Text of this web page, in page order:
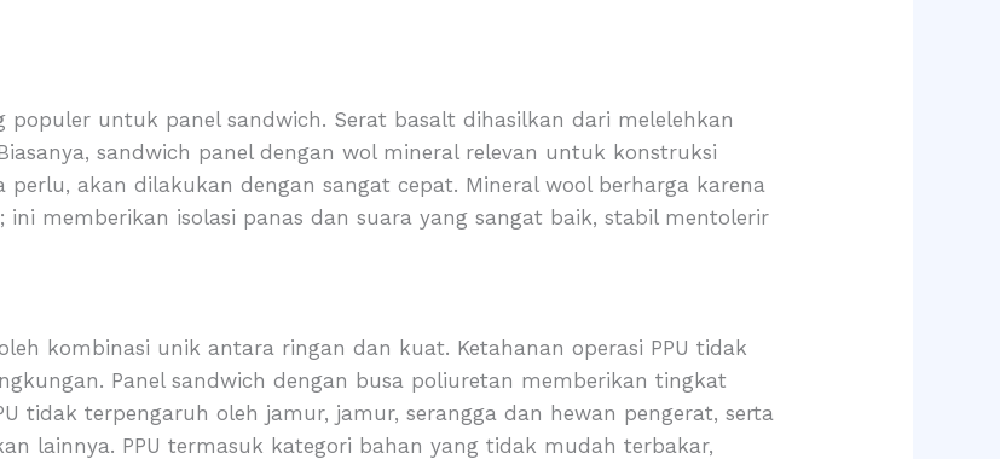
populer untuk panel sandwich. Serat basalt dihasilkan dari melelehkan
sandwich panel dengan wol mineral relevan untuk konstruksi
akan dilakukan dengan sangat cepat. Mineral wool berharga karena
memberikan isolasi panas dan suara yang sangat baik, stabil mentolerir
kombinasi unik antara ringan dan kuat. Ketahanan operasi PPU tidak
Panel sandwich dengan busa poliuretan memberikan tingkat
tidak terpengaruh oleh jamur, jamur, serangga dan hewan pengerat, serta
lainnya. PPU termasuk kategori bahan yang tidak mudah terbakar,